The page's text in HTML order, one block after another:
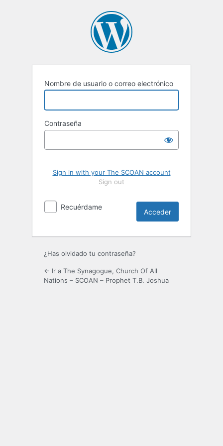
Nombre de usuario o correo electrónico
Contraseña
Sign in with your The SCOAN account
Sign out
Recuérdame
¿Has olvidado tu contraseña?
← Ir a The Synagogue, Church Of All
Nations – SCOAN – Prophet T.B. Joshua